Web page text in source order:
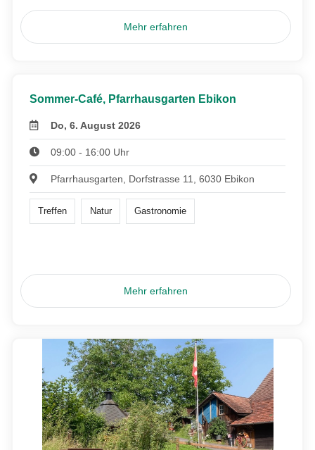
Mehr erfahren
Sommer-Café, Pfarrhausgarten Ebikon
Do, 6. August 2026
09:00 - 16:00 Uhr
Pfarrhausgarten, Dorfstrasse 11, 6030 Ebikon
Treffen Natur Gastronomie
Mehr erfahren